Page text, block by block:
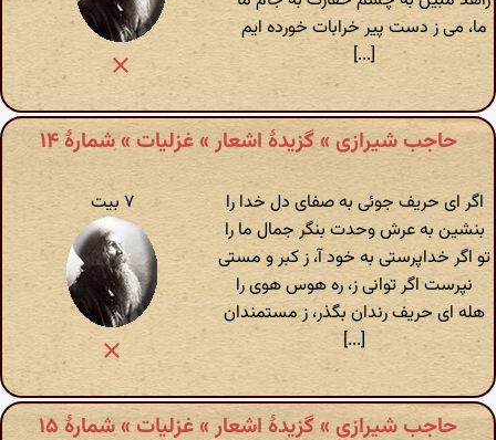
ما، می ز دست پیر خرابات خورده ایم
[...]
حاجب شیرازی » گزیدهٔ اشعار » غزلیات » شمارهٔ ۱۴
اگر ای حریف جوئی به صفای دل خدا را
بنشین به عرش وحدت بنگر جمال ما را
تو اگر خداپرستی به خود آ، ز کبر و مستی
نپرست اگر توانی ز، ره هوس هوی را
هله ای حریف رندان بگذر، ز مستمندان
[...]
۷ بیت
حاجب شیرازی » گزیدهٔ اشعار » غزلیات » شمارهٔ ۱۵